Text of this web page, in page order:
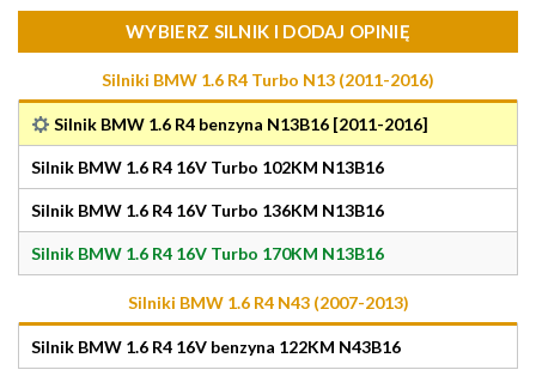
WYBIERZ SILNIK I DODAJ OPINIĘ
Silniki BMW 1.6 R4 Turbo N13 (2011-2016)
Silnik BMW 1.6 R4 benzyna N13B16 [2011-2016]
Silnik BMW 1.6 R4 16V Turbo 102KM N13B16
Silnik BMW 1.6 R4 16V Turbo 136KM N13B16
Silnik BMW 1.6 R4 16V Turbo 170KM N13B16
Silniki BMW 1.6 R4 N43 (2007-2013)
Silnik BMW 1.6 R4 16V benzyna 122KM N43B16